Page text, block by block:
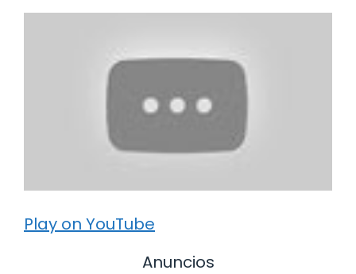
Play on YouTube
Anuncios